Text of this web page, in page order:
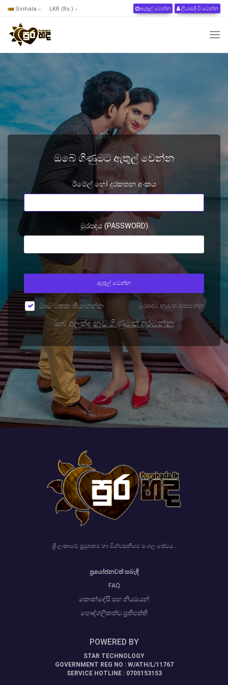
Sinhala LKR (Rs.) ඇතුල් වෙන්න ලියාපදිංචි වෙන්න
ඔබේ ගිණුමට ඇතුල් වෙන්න
ඊමේල් හෝ දුරකතන අංකය
මුරපදය (PASSWORD)
ඇතුල් වෙන්න
මාව මතක තියාගන්න මුරපදය නැවත සකසන්න
ඔබ අලුත්ද නව ගිණුමක් අරඹන්න
ශ්‍රී ලංකාවේ ප්‍රමුඛතම හා විශ්වසනීයම මංගල සේවය..
ප්‍රයෝජනවත් සබැඳි
FAQ
කොන්දේසි සහ නියමයන්
පෞද්ගලිකත්ව ප්‍රතිපත්ති
POWERED BY
STAR TECHNOLOGY
GOVERNMENT REG NO : W/ATH/L/11767
SERVICE HOTLINE : 0705153153